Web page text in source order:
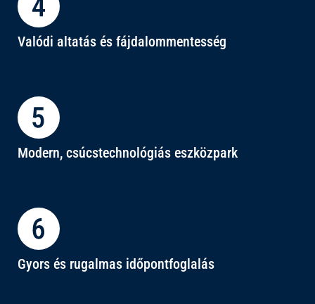
Valódi altatás és fájdalommentesség
Modern, csúcstechnológiás eszközpark
Gyors és rugalmas időpontfoglalás